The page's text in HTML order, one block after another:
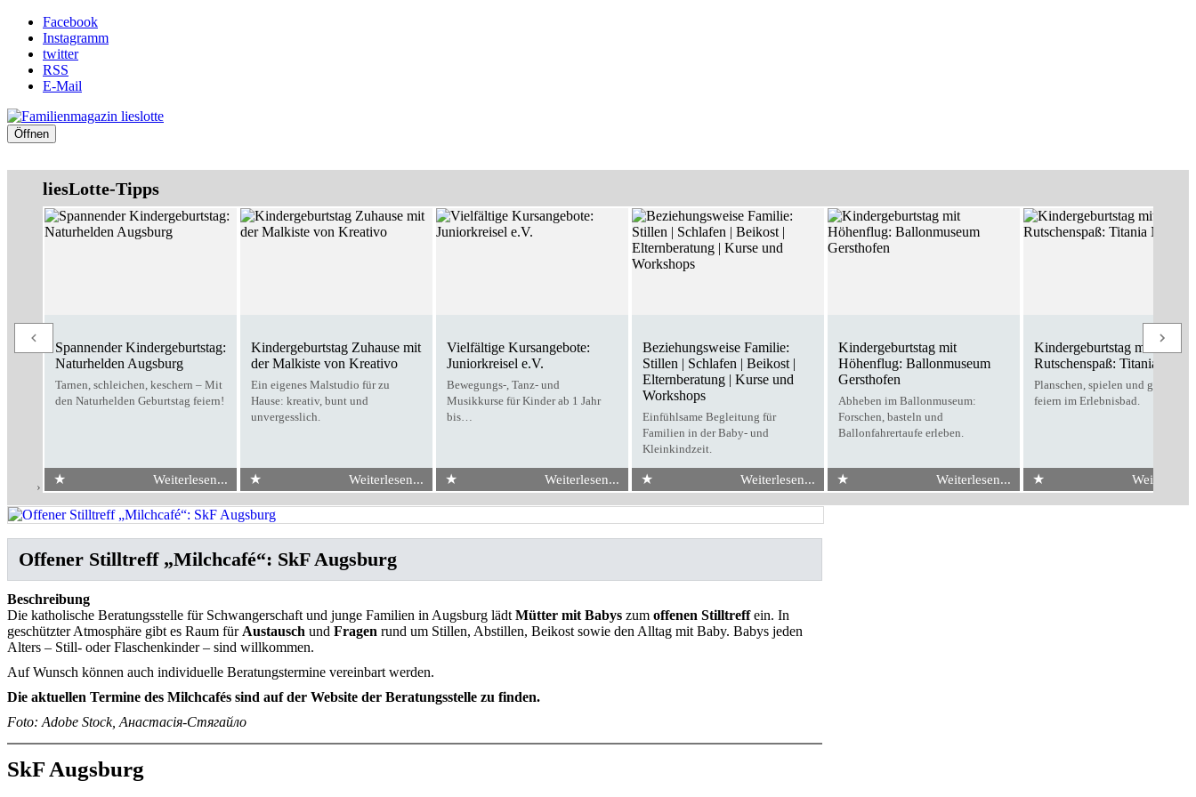
Facebook
Instagramm
twitter
RSS
E-Mail
Öffnen
liesLotte-Tipps
Spannender Kindergeburtstag:
Naturhelden Augsburg
Tarnen, schleichen, keschern – Mit
den Naturhelden Geburtstag feiern!
★ Weiterlesen...
Kindergeburtstag Zuhause mit
der Malkiste von Kreativo
Ein eigenes Malstudio für zu
Hause: kreativ, bunt und
unvergesslich.
★ Weiterlesen...
Vielfältige Kursangebote:
Juniorkreisel e.V.
Bewegungs-, Tanz- und
Musikkurse für Kinder ab 1 Jahr
bis…
★ Weiterlesen...
Beziehungsweise Familie:
Stillen | Schlafen | Beikost |
Elternberatung | Kurse und
Workshops
Einfühlsame Begleitung für
Familien in der Baby- und
Kleinkindzeit.
★ Weiterlesen...
Kindergeburtstag mit
Höhenflug: Ballonmuseum
Gersthofen
Abheben im Ballonmuseum:
Forschen, basteln und
Ballonfahrertaufe erleben.
★ Weiterlesen...
Kindergeburtstag mit
Rutschenspaß: Titania
Planschen, spielen und
feiern im Erlebnisbad.
★
› SkF Augsburg
Offener Stilltreff „Milchcafé“: SkF Augsburg
Beschreibung
Die katholische Beratungsstelle für Schwangerschaft und junge Familien in Augsburg lädt Mütter mit Babys zum offenen Stilltreffein. In
geschützter Atmosphäre gibt es Raum für Austausch und Fragen rund um Stillen, Abstillen, Beikost sowie den Alltag mit Baby. Babys jeden
Alters – Still- oder Flaschenkinder – sind willkommen.
Auf Wunsch können auch individuelle Beratungstermine vereinbart werden.
Die aktuellen Termine des Milchcafés sind auf der Website der Beratungsstelle zu finden.
Foto: Adobe Stock, Анастасія-Стягайло
SkF Augsburg